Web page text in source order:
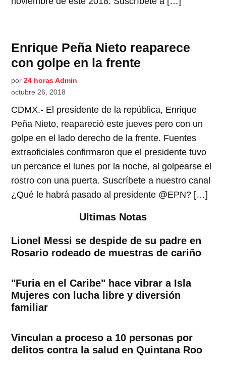
Enrique Peña Nieto reaparece
con golpe en la frente
por 24 horas Admin
octubre 26, 2018
CDMX.- El presidente de la república, Enrique
Peña Nieto, reapareció este jueves pero con un
golpe en el lado derecho de la frente. Fuentes
extraoficiales confirmaron que el presidente tuvo
un percance el lunes por la noche, al golpearse el
rostro con una puerta. Suscríbete a nuestro canal
¿Qué le habrá pasado al presidente @EPN? […]
Ultimas Notas
Lionel Messi se despide de su padre en
Rosario rodeado de muestras de cariño
"Furia en el Caribe" hace vibrar a Isla
Mujeres con lucha libre y diversión
familiar
Vinculan a proceso a 10 personas por
delitos contra la salud en Quintana Roo